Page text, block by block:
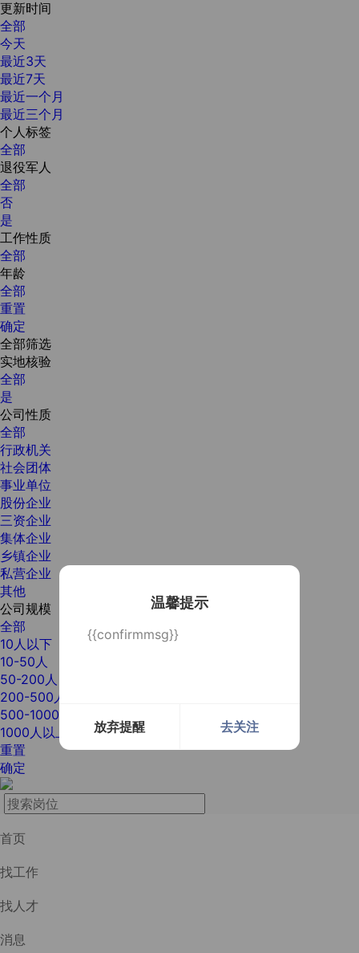
温馨提示
{{confirmmsg}}
放弃提醒 去关注
更新时间
全部
今天
最近3天
最近7天
最近一个月
最近三个月
个人标签
全部
退役军人
全部
否
是
工作性质
全部
年龄
全部
重置
确定
全部筛选
实地核验
全部
是
公司性质
全部
行政机关
社会团体
事业单位
股份企业
三资企业
集体企业
乡镇企业
私营企业
其他
公司规模
全部
10人以下
10-50人
50-200人
200-500人
500-1000人
1000人以上
重置
确定
首页
找工作
找人才
消息